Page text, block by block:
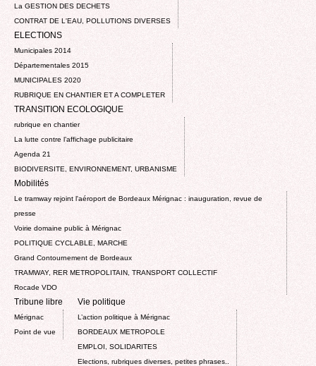
La GESTION DES DECHETS
CONTRAT DE L'EAU, POLLUTIONS DIVERSES
ELECTIONS
Municipales 2014
Départementales 2015
MUNICIPALES 2020
RUBRIQUE EN CHANTIER ET A COMPLETER
TRANSITION ECOLOGIQUE
rubrique en chantier
La lutte contre l’affichage publicitaire
Agenda 21
BIODIVERSITE, ENVIRONNEMENT, URBANISME
Mobilités
Le tramway rejoint l'aéroport de Bordeaux Mérignac : inauguration, revue de
presse
Voirie domaine public à Mérignac
POLITIQUE CYCLABLE, MARCHE
Grand Contournement de Bordeaux
TRAMWAY, RER METROPOLITAIN, TRANSPORT COLLECTIF
Rocade VDO
Tribune libre
Mérignac
Point de vue
Vie politique
L’action politique à Mérignac
BORDEAUX METROPOLE
EMPLOI, SOLIDARITES
Elections, rubriques diverses, petites phrases..